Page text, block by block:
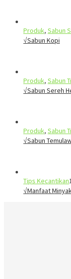
Produk, Sabun
√Sabun Kopi
Produk, Sabun
√Sabun Sereh
Produk, Sabun
√Sabun
Tips Kecantikan
√Manfaat